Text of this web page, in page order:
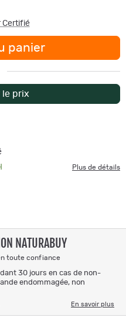
Certifié
panier
le prix
Plus de détails
NATURABUY
toute confiance
30 jours en cas de non-
endommagée, non
En savoir plus